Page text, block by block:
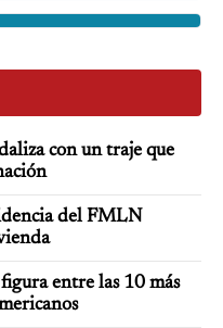
con un traje que
del FMLN
entre las 10 más